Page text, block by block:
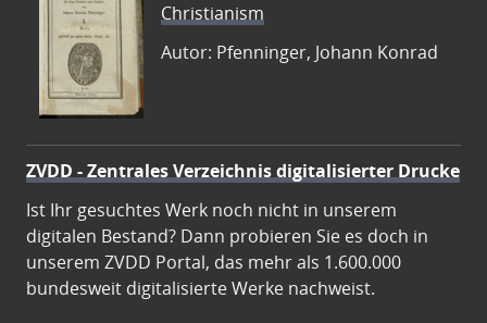
Christianism
Autor: Pfenninger, Johann Konrad
ZVDD - Zentrales Verzeichnis digitalisierter Drucke
Ist Ihr gesuchtes Werk noch nicht in unserem
digitalen Bestand? Dann probieren Sie es doch in
unserem ZVDD Portal, das mehr als 1.600.000
bundesweit digitalisierte Werke nachweist.